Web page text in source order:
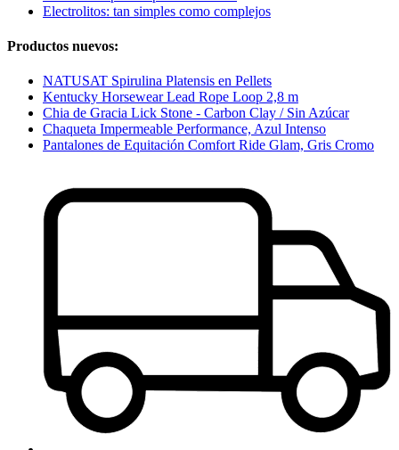
Electrolitos: tan simples como complejos
Productos nuevos:
NATUSAT Spirulina Platensis en Pellets
Kentucky Horsewear Lead Rope Loop 2,8 m
Chia de Gracia Lick Stone - Carbon Clay / Sin Azúcar
Chaqueta Impermeable Performance, Azul Intenso
Pantalones de Equitación Comfort Ride Glam, Gris Cromo